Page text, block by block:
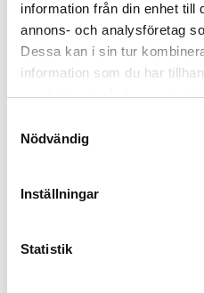
information från din enhet till
annons- och analysföretag
Dessa kan i sin tur
information som du har
samlat in när du har använt
Nödvändig
Inställningar
Statistik
Passar bra under hjälmen.
Hål i bakkant för hårtofs,